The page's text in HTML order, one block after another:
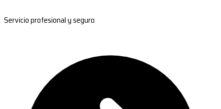
Servicio profesional y seguro